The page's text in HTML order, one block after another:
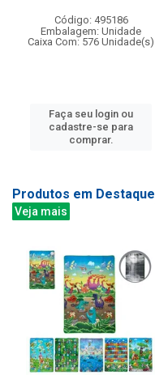
Código: 495186
Embalagem: Unidade
Caixa Com: 576 Unidade(s)
Faça seu login ou
cadastre-se para
comprar.
Produtos em Destaque
Veja mais